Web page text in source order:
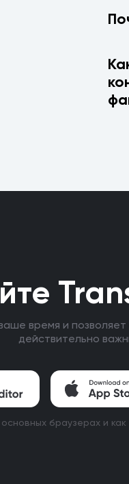
время и
действительно
браузерах и